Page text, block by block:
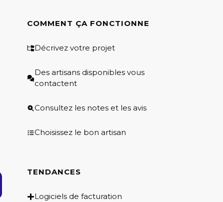
COMMENT ÇA FONCTIONNE
Décrivez votre projet
Des artisans disponibles vous
contactent
Consultez les notes et les avis
Choisissez le bon artisan
TENDANCES
Logiciels de facturation